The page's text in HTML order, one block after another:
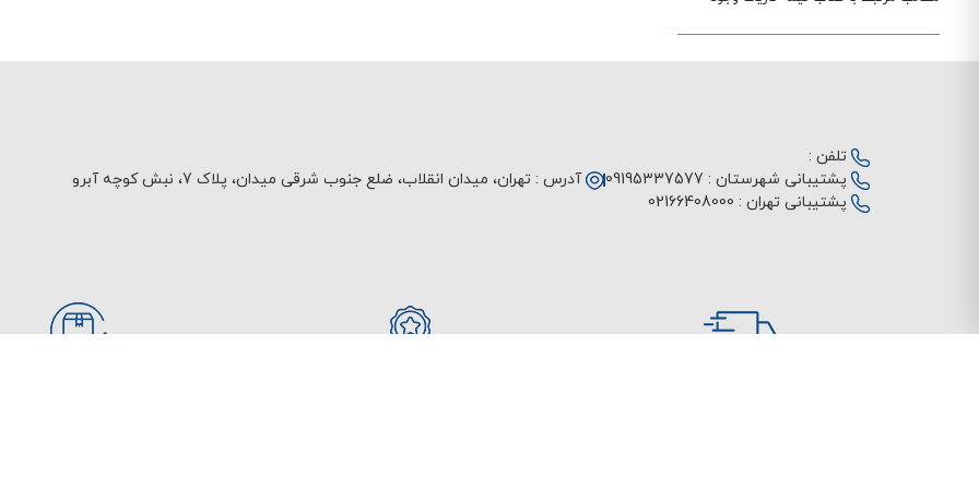
تلفن :
پشتیبانی شهرستان : 09195337577
پشتیبانی تهران : 02166408000
آدرس : تهران، میدان انقلاب، ضلع جنوب شرقی میدان، پلاک 7، نبش کوچه آبرو